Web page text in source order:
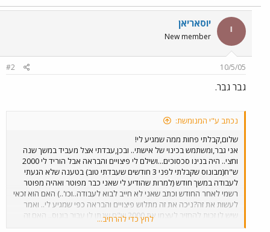
י יוסאריאן
New member
10/5/05
#2
גבר גבר.
נכתב ע"י המנומשת:
שלום,קבלתי פחות ממה שמגיע לי!
אני גבר,ומשתמש בכינוי של אישתי.. ובכן,עבדתי אצל מעביד במשך שנה
וחצי.. היה בנינו סכסוכים...ושילם לי פיצויים והבראה אבל הוריד לי 2000
ש"ח(מבונוס שקבלתי לפני 3 חודשים שעבדתי טוב) בטענה שלא הגעתי
לעבודה במשך חודש (למרות שהודיע לי שאני כבר מפוטר ואהיה מפוטר
רשמי לאחר החודש וכתב שאני לא חייב לבוא לעבודה..וכו'..) האם הוא זכאי
לעשות את זה?ניכה את זה מתלוש פיצויים והבראה כפי שמגיע לי.. ואמר
שיש לו זכות להחזיר לעצמו את 2000 ש"ח שנתן לו עבור בונוס.. האם זה
חוקי?לפנות לההסתדרות? מצפה לתשובה.
לחץ כדי להרחיב...